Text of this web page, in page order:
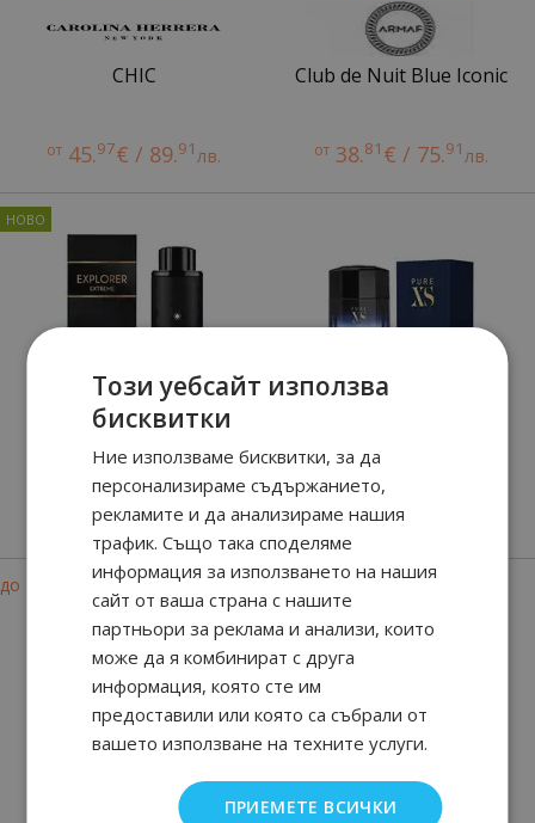
CHIC
от 45.97€ / 89.91лв.
Club de Nuit Blue Iconic
от 38.81 € / 75.91лв.
Extreme
17.90€ / 35.01лв. от 41.90€ / 81.
до
THE GAME
до -30%
Eros Eau De Parfum
Този уебсайт използва
бисквитки
Ние използваме бисквитки, за да
персонализираме съдържанието,
рекламите и да анализираме нашия
трафик. Също така споделяме
информация за използването на нашия
сайт от ваша страна с нашите
партньори за реклама и анализи, които
може да я комбинират с друга
информация, която сте им
предоставили или която са събрали от
вашето използване на техните услуги.
ПРИЕМЕТЕ ВСИЧКИ